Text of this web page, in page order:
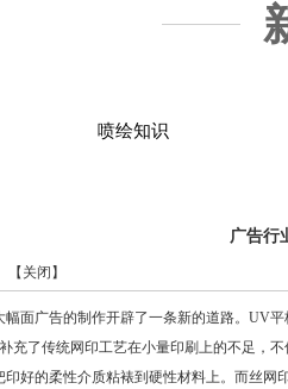
喷绘知识
广告行
【 关闭 】
广告的制作开辟了一条新的道路。UV平
传统网印工艺在小量印刷上的不足，不
的柔性介质粘裱到硬性材料上。而丝网